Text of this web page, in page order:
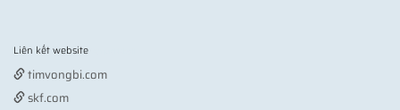
Liên kết website
timvongbi.com
skf.com